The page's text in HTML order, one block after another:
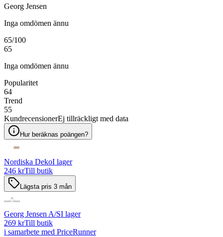
Georg Jensen
Inga omdömen ännu
65/100
65
Inga omdömen ännu
Popularitet
64
Trend
55
KundrecensionerEj tillräckligt med data
Hur beräknas poängen?
Nordiska DekoI lager
246 krTill butik
Lägsta pris 3 mån
Georg Jensen A/SI lager
269 krTill butik
i samarbete med PriceRunner